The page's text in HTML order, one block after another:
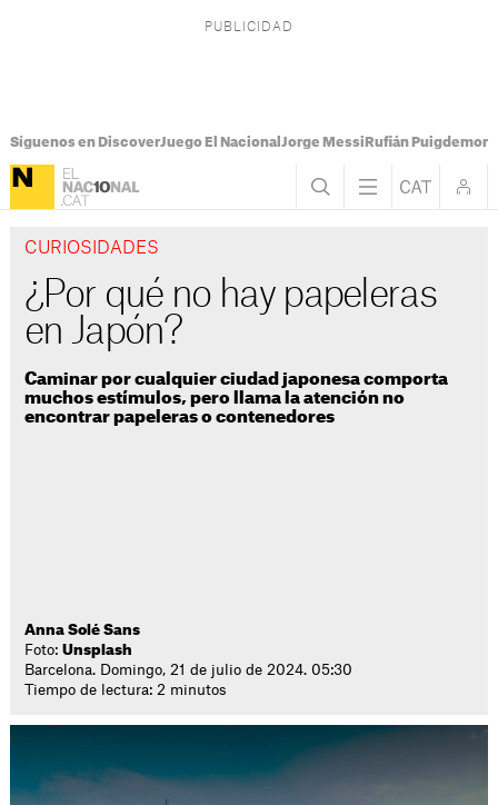
Síguenos en DiscoverJuego El Nacional Jorge Messi Rufián Puigdemont
CURIOSIDADES
¿Por qué no hay papeleras
en Japón?
Caminar por cualquier ciudad japonesa comporta
muchos estímulos, pero llama la atención no
encontrar papeleras o contenedores
Anna Solé Sans
Foto:Unsplash
Barcelona. Domingo, 21 de julio de 2024. 05:30
Tiempo de lectura: 2 minutos